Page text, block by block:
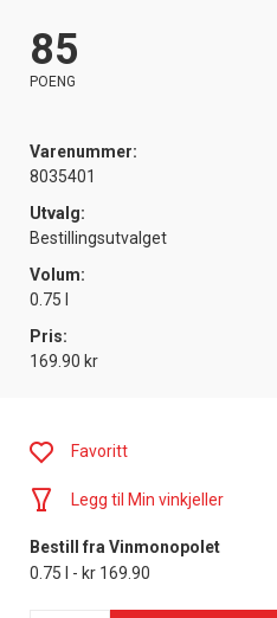
85
POENG
Varenummer:
8035401
Utvalg:
Bestillingsutvalget
Volum:
0.75 l
Pris:
169.90 kr
Favoritt
Legg til Min vinkjeller
Bestill fra Vinmonopolet
0.75 l - kr 169.90